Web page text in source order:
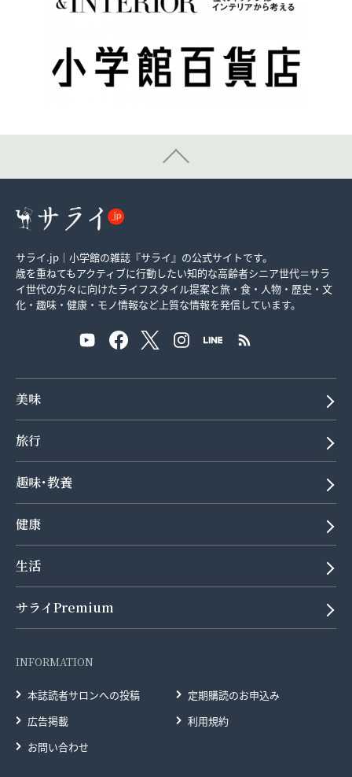
サライ.jp｜小学館の雑誌『サライ』の公式サイトです。
歳を重ねてもアクティブに行動したい知的な高齢者シニア世代＝サラ
イ世代の方々に向けたライフスタイル提案と旅・食・人物・歴史・文
化・趣味・健康・モノ情報など上質な情報を発信しています。
美味
旅行
趣味･教養
健康
生活
サライPremium
INFORMATION
本誌読者サロンへの投稿
定期購読のお申込み
広告掲載
利用規約
お問い合わせ